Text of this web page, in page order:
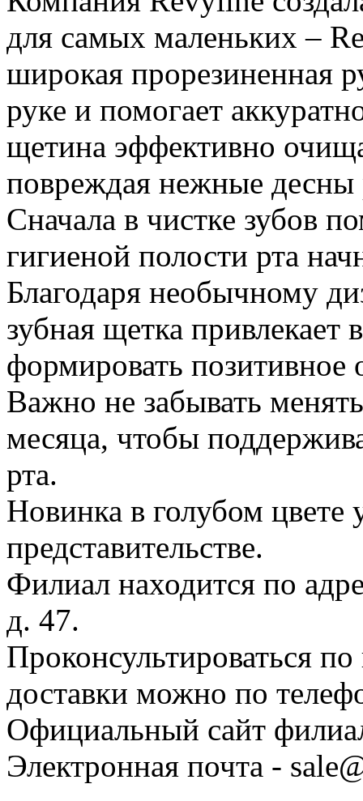
для самых маленьких –
широкая прорезиненная
руке и помогает
щетина эффективно
повреждая нежные десны
Сначала в чистке зубов
гигиеной полости рта
Благодаря необычному
зубная щетка
формировать позитивное
Важно не забывать
месяца, чтобы
рта.
Новинка в голубом цвете
представительстве.
Филиал находится по
д. 47.
Проконсультироваться
доставки можно по
Официальный сайт
Электронная почта -